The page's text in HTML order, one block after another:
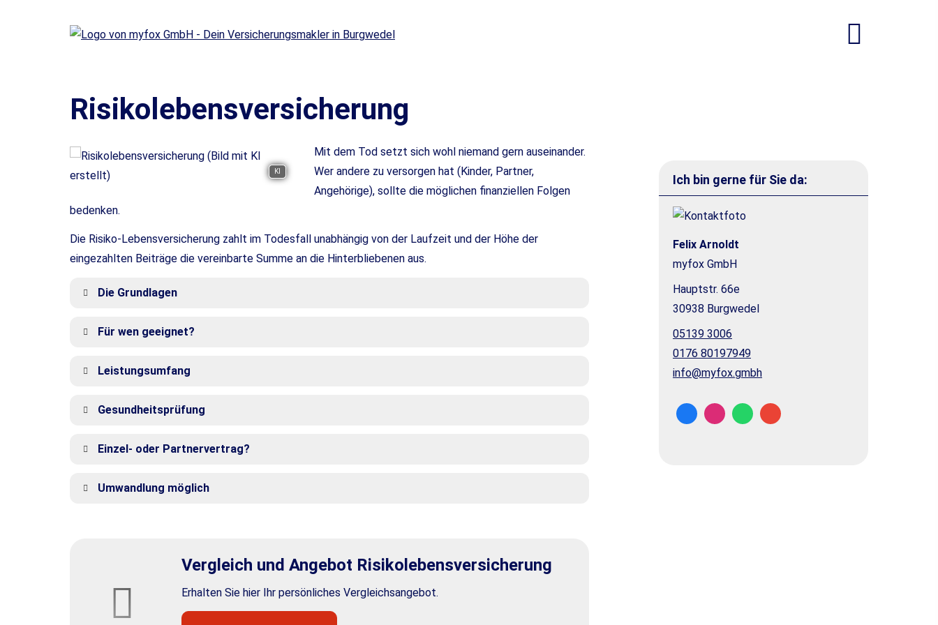
Ich bin gerne für Sie da:
Felix Arnoldt
myfox GmbH
Hauptstr. 66e
30938 Burgwedel
05139 3006
0176 80197949
info@myfox.gmbh
Risiko­lebens­ver­si­che­rung
KI
Mit dem Tod setzt sich wohl niemand gern auseinander.
Wer andere zu versorgen hat (Kinder, Partner,
Angehörige), sollte die möglichen finanziellen Folgen
bedenken.
Die Risiko-Lebensversicherung zahlt im Todesfall unabhängig von der Laufzeit und der Höhe der
eingezahlten Beiträge die vereinbarte Summe an die Hinterbliebenen aus.
Die Grundlagen
Für wen geeignet?
Leistungsumfang
Gesundheitsprüfung
Einzel- oder Partnervertrag?
Umwandlung möglich
Vergleich und Angebot Risiko­lebens­ver­si­che­rung
Erhalten Sie hier Ihr persönliches Vergleichsangebot.